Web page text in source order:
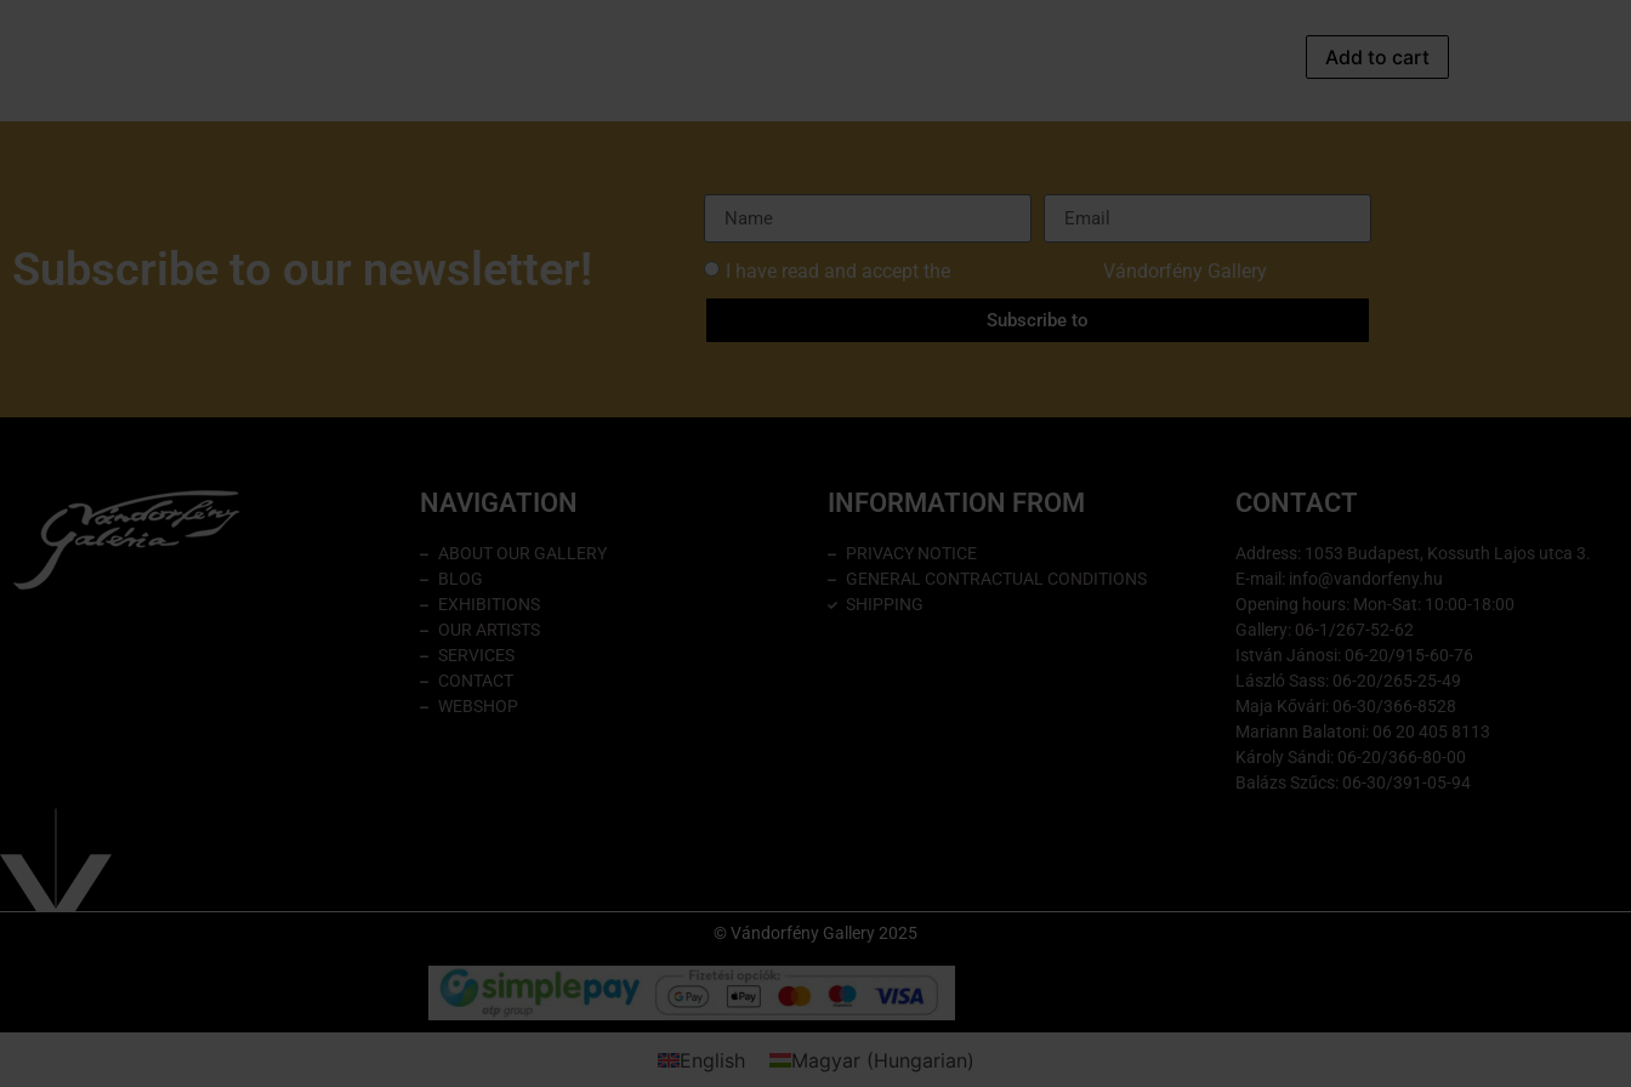
Add to cart
Subscribe to our newsletter! I have read and accept the Vándorfény Gallery
Subscribe to
NAVIGATION
ABOUT OUR GALLERY
BLOG
EXHIBITIONS
OUR ARTISTS
SERVICES
CONTACT
WEBSHOP
INFORMATION FROM
PRIVACY NOTICE
GENERAL CONTRACTUAL CONDITIONS
SHIPPING
CONTACT
Address: 1053 Budapest, Kossuth Lajos utca 3.
E-mail: info@vandorfeny.hu
Opening hours: Mon-Sat: 10:00-18:00
Gallery: 06-1/267-52-62
István Jánosi: 06-20/915-60-76
László Sass: 06-20/265-25-49
Maja Kővári: 06-30/366-8528
Mariann Balatoni: 06 20 405 8113
Károly Sándi: 06-20/366-80-00
Balázs Szűcs: 06-30/391-05-94
© Vándorfény Gallery 2025
English Magyar (Hungarian)